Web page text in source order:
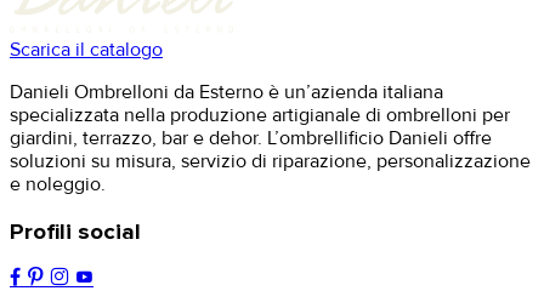
Scarica il catalogo
Danieli Ombrelloni da Esterno è un’azienda italiana
specializzata nella produzione artigianale di ombrelloni per
giardini, terrazzo, bar e dehor. L’ombrellificio Danieli offre
soluzioni su misura, servizio di riparazione, personalizzazione
e noleggio.
Profili social